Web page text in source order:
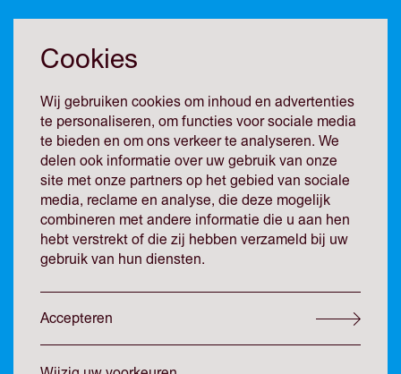
De uitbraak van het Coronavirus heeft grote impact op de
in veel sectoren gesproken kan worden van een acute
liquiditeitscrisis. Van ondernemers wordt dan veel
verwacht. Er komt veel op hen af. Naast de zorgen over de
gezondheid van medewerkers, relaties en al hun naasten,
worden ondernemers in een zeer kort tijdsbestek
geconfronteerd met acute liquiditeitsdruk.
Om die reden heeft de overheid de volgende vergaande
Fiscale maatregelen
Cookies
Wij gebruiken cookies om inhoud en advertenties
te personaliseren, om functies voor sociale media
te bieden en om ons verkeer te analyseren. We
delen ook informatie over uw gebruik van onze
site met onze partners op het gebied van sociale
media, reclame en analyse, die deze mogelijk
combineren met andere informatie die u aan hen
hebt verstrekt of die zij hebben verzameld bij uw
gebruik van hun diensten.
Accepteren